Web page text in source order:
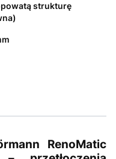
strukturę
RenoMatic